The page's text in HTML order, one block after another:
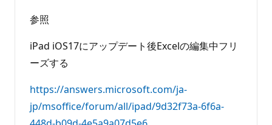
参照
iPad iOS17にアップデート後Excelの編集中フリ
ーズする
https://answers.microsoft.com/ja-
jp/msoffice/forum/all/ipad/9d32f73a-6f6a-